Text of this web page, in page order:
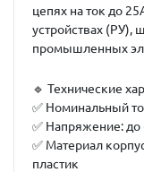
цепях на ток до
устройствах (РУ),
промышленных
🔹 Технические
✅ Номинальный
✅ Напряжение: до
✅ Материал
пластик